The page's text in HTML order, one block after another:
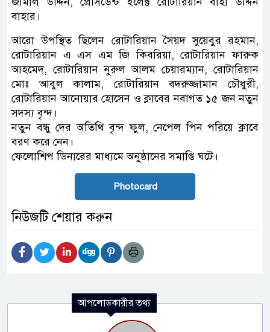
বাহার।
আরো উপস্থিত ছিলেন রোটারিয়ান সৈয়দ সুয়েবুর রহমান,
রোটারিয়ান এ এস এম জি কিবরিয়া, রোটারিয়ান ফারুক
আহমেদ, রোটারিয়ান নুরুল আলম চেয়ারম্যান, রোটারিয়ান
মোঃ আবুল কালাম, রোটারিয়ান বদরুজ্জামান চৌধুরী,
রোটারিয়ান আনোয়ার হোসেন ও ক্লাবের নবাগত ১৫ জন নতুন
সদস্য বৃন্দ।
নতুন বন্ধু দের অতিথি বৃন্দ ফুল, নেপেল পিন পরিয়ে ক্লাবে
বরণ করে নেন।
ফেলোশিপ ডিনারের মাধ্যমে অনুষ্ঠানের সমাপ্তি ঘটে।
Photocard
নিউজটি শেয়ার করুন
আপলোডকারীর তথ্য